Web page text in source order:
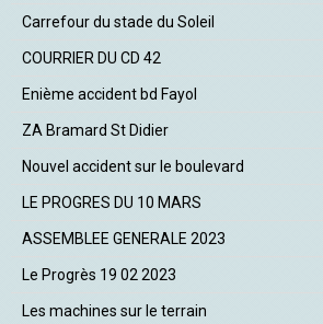
Carrefour du stade du Soleil
COURRIER DU CD 42
Enième accident bd Fayol
ZA Bramard St Didier
Nouvel accident sur le boulevard
LE PROGRES DU 10 MARS
ASSEMBLEE GENERALE 2023
Le Progrès 19 02 2023
Les machines sur le terrain